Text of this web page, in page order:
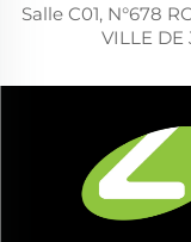
Salle C01, N°678
VILLE DE